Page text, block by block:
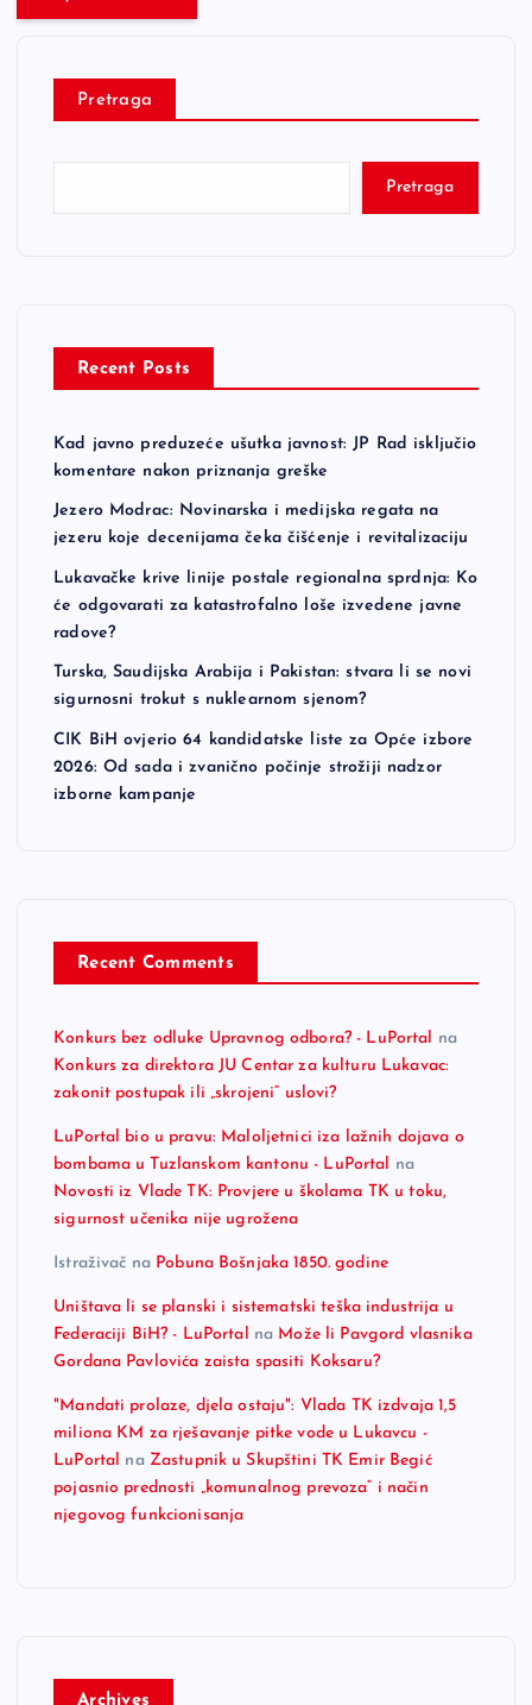
Pretraga
Pretraga
Recent Posts
Kad javno preduzeće ušutka javnost: JP Rad isključio
komentare nakon priznanja greške
Jezero Modrac: Novinarska i medijska regata na
jezeru koje decenijama čeka čišćenje i revitalizaciju
Lukavačke krive linije postale regionalna sprdnja: Ko
će odgovarati za katastrofalno loše izvedene javne
radove?
Turska, Saudijska Arabija i Pakistan: stvara li se novi
sigurnosni trokut s nuklearnom sjenom?
CIK BiH ovjerio 64 kandidatske liste za Opće izbore
2026: Od sada i zvanično počinje strožiji nadzor
izborne kampanje
Recent Comments
Konkurs bez odluke Upravnog odbora? - LuPortal
na
Konkurs za direktora JU Centar za kulturu Lukavac:
zakonit postupak ili „skrojeni“ uslovi?
LuPortal bio u pravu: Maloljetnici iza lažnih dojava o
bombama u Tuzlanskom kantonu - LuPortal
na
Novosti iz Vlade TK: Provjere u školama TK u toku,
sigurnost učenika nije ugrožena
Istraživač na Pobuna Bošnjaka 1850. godine
Uništava li se planski i sistematski teška industrija u
Federaciji BiH? - LuPortal na Može li Pavgord vlasnika
Gordana Pavlovića zaista spasiti Koksaru?
"Mandati prolaze, djela ostaju": Vlada TK izdvaja 1,5
miliona KM za rješavanje pitke vode u Lukavcu -
LuPortal na Zastupnik u Skupštini TK Emir Begić
pojasnio prednosti „komunalnog prevoza“ i način
njegovog funkcionisanja
Archives